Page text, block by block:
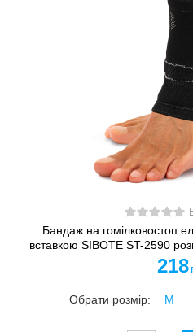
Бандаж на гомілковостоп
вставкою SIBOTE ST-2590
218
Обрати розмір: